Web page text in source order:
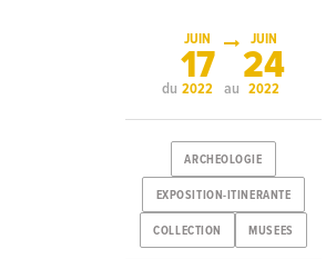
du
JUIN
17
2022 au
JUIN
24
2022
ARCHEOLOGIE
EXPOSITION-ITINERANTE
COLLECTION MUSEES